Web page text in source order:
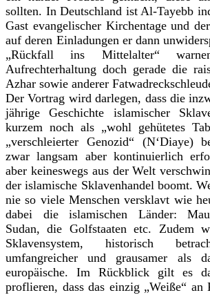
sollten. In Deutschland ist Al-Tayebb
Gast evangelischer Kirchentage und
auf deren Einladungen er dann
„Rückfall ins Mittelalter“
Aufrechterhaltung doch gerade die
Azhar sowie anderer
Der Vortrag wird darlegen, dass die
jährige Geschichte islamischer
kurzem noch als „wohl gehütetes
„verschleierter Genozid“ (N‘Diaye)
zwar langsam aber kontinuierlich
aber keineswegs aus der Welt
der islamische Sklavenhandel boomt.
nie so viele Menschen versklavt wie
dabei die islamischen Länder:
Sudan, die Golfstaaten etc. Zudem
Sklavensystem, historisch
umfangreicher und grausamer als
europäische. Im Rückblick gilt es
proflieren, dass das einzig „Weiße“